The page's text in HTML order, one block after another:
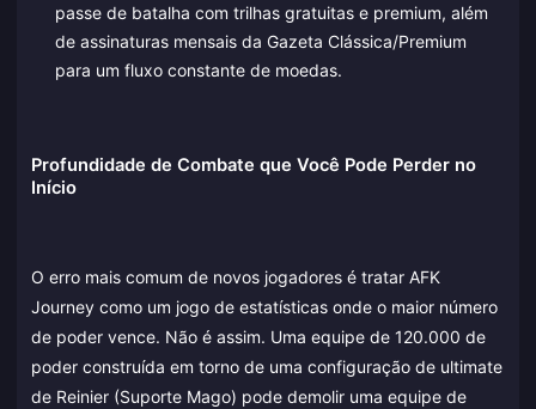
passe de batalha com trilhas gratuitas e premium, além
de assinaturas mensais da Gazeta Clássica/Premium
para um fluxo constante de moedas.
Profundidade de Combate que Você Pode Perder no
Início
O erro mais comum de novos jogadores é tratar AFK
Journey como um jogo de estatísticas onde o maior número
de poder vence. Não é assim. Uma equipe de 120.000 de
poder construída em torno de uma configuração de ultimate
de Reinier (Suporte Mago) pode demolir uma equipe de